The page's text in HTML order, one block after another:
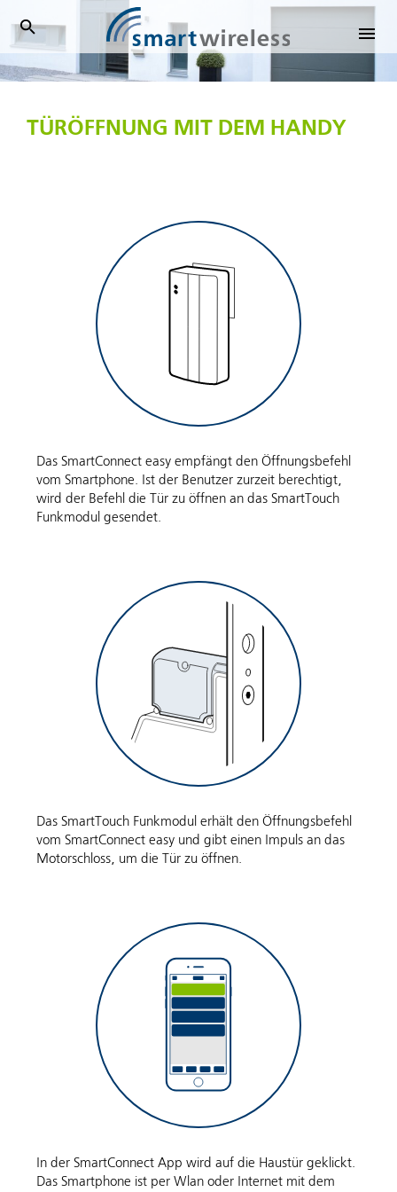
SmartWireless
TÜRÖFFNUNG MIT DEM HANDY
Das SmartConnect easy empfängt den Öffnungsbefehl
vom Smartphone. Ist der Benutzer zurzeit berechtigt,
wird der Befehl die Tür zu öffnen an das SmartTouch
Funkmodul gesendet.
Das SmartTouch Funkmodul erhält den Öffnungsbefehl
vom SmartConnect easy und gibt einen Impuls an das
Motorschloss, um die Tür zu öffnen.
In der SmartConnect App wird auf die Haustür geklickt.
Das Smartphone ist per Wlan oder Internet mit dem